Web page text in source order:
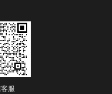
服